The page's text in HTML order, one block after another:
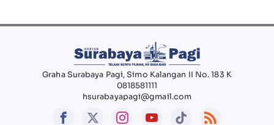
Graha Surabaya Pagi, Simo Kalangan II No. 183 K
0818581111
hsurabayapagi@gmail.com